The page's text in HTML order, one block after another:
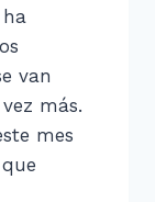
van
más.
mes